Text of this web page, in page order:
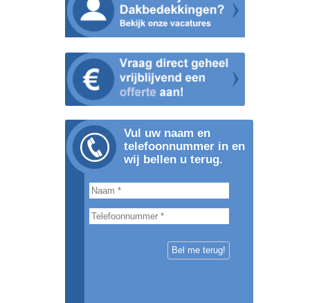
Vul uw naam en
telefoonnummer in en
wij bellen u terug.